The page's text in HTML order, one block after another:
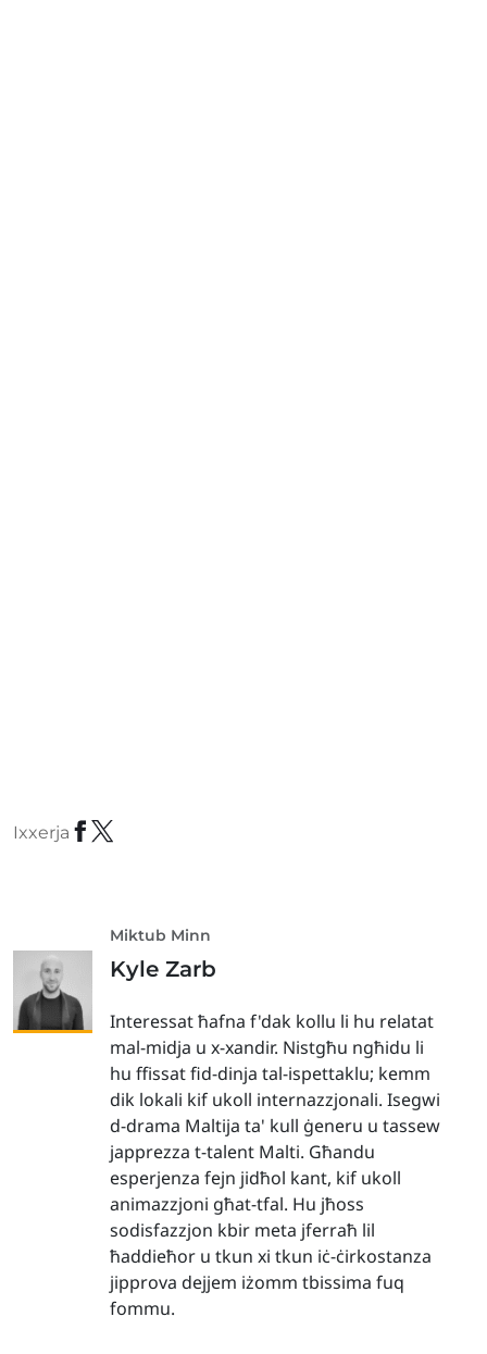
Ixxerja
Miktub Minn
Kyle Zarb
Interessat ħafna f'dak kollu li hu relatat
mal-midja u x-xandir. Nistgħu ngħidu li
hu ffissat fid-dinja tal-ispettaklu; kemm
dik lokali kif ukoll internazzjonali. Isegwi
d-drama Maltija ta' kull ġeneru u tassew
japprezza t-talent Malti. Għandu
esperjenza fejn jidħol kant, kif ukoll
animazzjoni għat-tfal. Hu jħoss
sodisfazzjon kbir meta jferraħ lil
ħaddieħor u tkun xi tkun iċ-ċirkostanza
jipprova dejjem iżomm tbissima fuq
fommu.